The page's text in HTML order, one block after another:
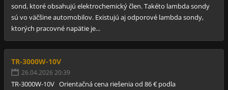
sond, ktoré obsahujú elektrochemický člen. Takéto lambda sondy
sú vo väčšine automobilov. Existujú aj odporové lambda sondy,
ktorých pracovné napätie je...
TR-3000W-10V
26.04.2026 20:39
TR-3000W-10V Orientačná cena riešenia od 86 € podla